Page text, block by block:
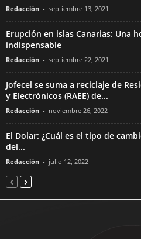
Redacción - septiembre 13, 2021
Erupción en islas Canarias: Una
indispensable
Redacción - septiembre 22, 2021
Jofecel se suma a reciclaje de
y Electrónicos (RAEE) de...
Redacción - noviembre 26, 2022
El Dolar: ¿Cuál es el tipo de
del...
Redacción - julio 12, 2022